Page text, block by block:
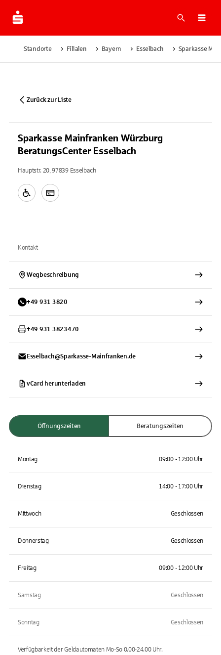
Suche
Standorte Filialen Bayern Esselbach Sparkasse
Zurück zur Liste
Sparkasse Mainfranken Würzburg
BeratungsCenter Esselbach
Hauptstr. 20, 97839 Esselbach
Kontakt
Wegbeschreibung
+49 931 3820
+49 931 3823470
Esselbach@Sparkasse-Mainfranken.de
vCard herunterladen
Öffnungszeiten Beratungszeiten
Montag 09:00 - 12:00 Uhr
Dienstag 14:00 - 17:00 Uhr
Mittwoch Geschlossen
Donnerstag Geschlossen
Freitag 09:00 - 12:00 Uhr
Samstag Geschlossen
Sonntag Geschlossen
Verfügbarkeit der Geldautomaten Mo-So 0.00-24.00Uhr.